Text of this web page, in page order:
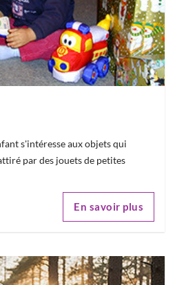
s'intéresse aux objets qui
par des jouets de petites
En savoir plus